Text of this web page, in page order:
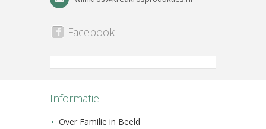
Facebook
Informatie
Over Familie in Beeld